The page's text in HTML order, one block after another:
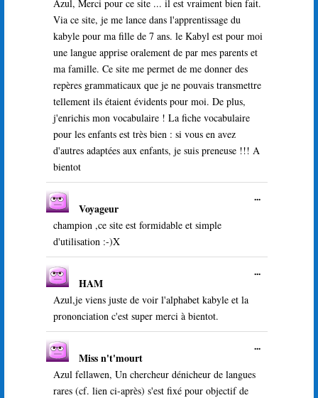
Azul, Merci pour ce site ... il est vraiment bien fait.
Via ce site, je me lance dans l'apprentissage du
kabyle pour ma fille de 7 ans. le Kabyl est pour moi
une langue apprise oralement de par mes parents et
ma famille. Ce site me permet de me donner des
repères grammaticaux que je ne pouvais transmettre
tellement ils étaient évidents pour moi. De plus,
j'enrichis mon vocabulaire ! La fiche vocabulaire
pour les enfants est très bien : si vous en avez
d'autres adaptées aux enfants, je suis preneuse !!! A
bientot
boîte
Voyageur
champion ,ce site est formidable et simple
d'utilisation :-)X
...Ouvrir/
HAM
Azul,je viens juste de voir l'alphabet kabyle et la
prononciation c'est super merci à bientot.
...Ouvrir/
Miss n't'mourt
Azul fellawen, Un chercheur dénicheur de langues
rares (cf. lien ci-après) s'est fixé pour objectif de
...Ouvrir/